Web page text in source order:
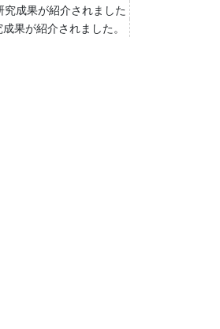
成果が紹介されました
果が紹介されました。